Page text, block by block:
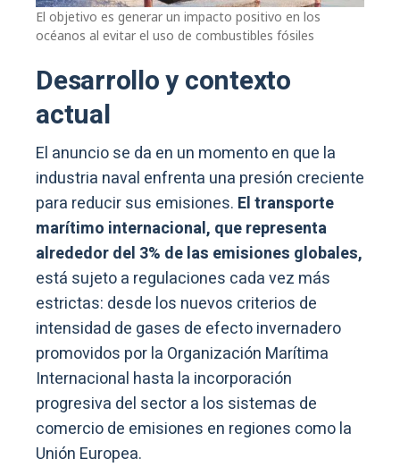
El objetivo es generar un impacto positivo en los
océanos al evitar el uso de combustibles fósiles
Desarrollo y contexto
actual
El anuncio se da en un momento en que la
industria naval enfrenta una presión creciente
para reducir sus emisiones. El transporte
marítimo internacional, que representa
alrededor del 3% de las emisiones globales,
está sujeto a regulaciones cada vez más
estrictas: desde los nuevos criterios de
intensidad de gases de efecto invernadero
promovidos por la Organización Marítima
Internacional hasta la incorporación
progresiva del sector a los sistemas de
comercio de emisiones en regiones como la
Unión Europea.